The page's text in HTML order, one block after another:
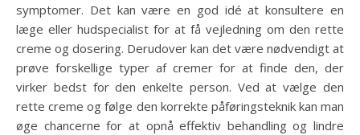
symptomer. Det kan være en god idé at konsultere en
læge eller hudspecialist for at få vejledning om den rette
creme og dosering. Derudover kan det være nødvendigt at
prøve forskellige typer af cremer for at finde den, der
virker bedst for den enkelte person. Ved at vælge den
rette creme og følge den korrekte påføringsteknik kan man
øge chancerne for at opnå effektiv behandling og lindre